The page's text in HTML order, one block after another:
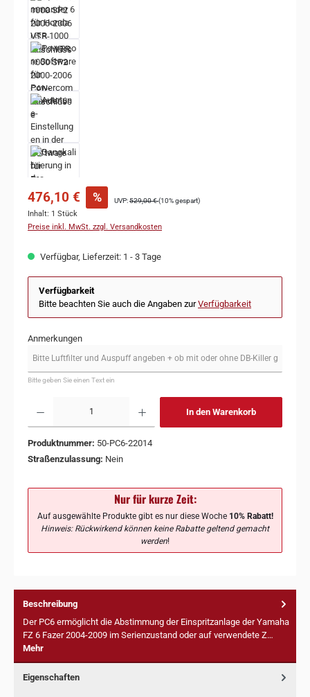
476,10 € % UVP:529,00 €(10% gespart)
Inhalt: 1 Stück
Preise inkl. MwSt. zzgl. Versandkosten
Verfügbar, Lieferzeit: 1 - 3 Tage
Verfügbarkeit
Bitte beachten Sie auch die Angaben zurVerfügbarkeit
Anmerkungen
Bitte geben Sie einen Text ein
In den Warenkorb
Produktnummer: 50-PC6-22014
Straßenzulassung: Nein
Nur für kurze Zeit:
Auf ausgewählte Produkte gibt es nur diese Woche10% Rabatt!
Hinweis: Rückwirkend können keine Rabatte geltend gemacht
werden!
Beschreibung
Der PC6 ermöglicht die Abstimmung der Einspritzanlage der Yamaha
FZ 6 Fazer 2004-2009 im Serienzustand oder auf verwendete Z…
Mehr
Eigenschaften